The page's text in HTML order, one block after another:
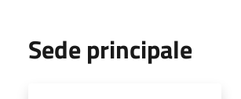
Sede principale